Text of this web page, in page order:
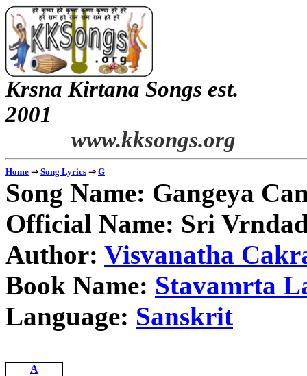
Krsna Kirtana Songs est.
www.kksongs.org
Home ⇒ Song Lyrics ⇒ G
Song Name: Gangeya
Official Name: Sri
Author: Visvanatha
Book Name: Stavamrta
Language: Sanskrit
A